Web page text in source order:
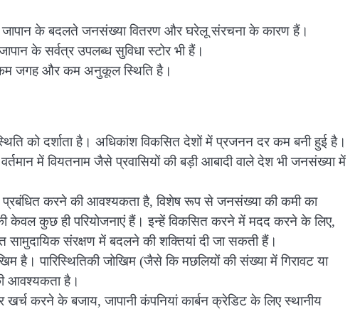
के बदलते जनसंख्या वितरण और घरेलू संरचना के कारण हैं।
के सर्वत्र उपलब्ध सुविधा स्टोर भी हैं।
कम जगह और कम अनुकूल स्थिति है।
को दर्शाता है। अधिकांश विकसित देशों में प्रजनन दर कम बनी हुई है।
में वियतनाम जैसे प्रवासियों की बड़ी आबादी वाले देश भी जनसंख्या में
से प्रबंधित करने की आवश्यकता है, विशेष रूप से जनसंख्या की कमी का
केवल कुछ ही परियोजनाएं हैं। इन्हें विकसित करने में मदद करने के लिए,
सामुदायिक संरक्षण में बदलने की शक्तियां दी जा सकती हैं।
है। पारिस्थितिकी जोखिम (जैसे कि मछलियों की संख्या में गिरावट या
आवश्यकता है।
करने के बजाय, जापानी कंपनियां कार्बन क्रेडिट के लिए स्थानीय